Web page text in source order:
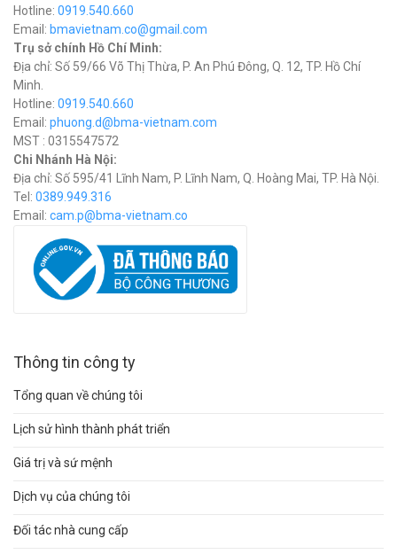
Hotline: 0919.540.660
Email: bmavietnam.co@gmail.com
Trụ sở chính Hồ Chí Minh:
Địa chỉ: Số 59/66 Võ Thị Thừa, P. An Phú Đông, Q. 12, TP. Hồ Chí
Minh.
Hotline: 0919.540.660
Email: phuong.d@bma-vietnam.com
MST : 0315547572
Chi Nhánh Hà Nội:
Địa chỉ: Số 595/41 Lĩnh Nam, P. Lĩnh Nam, Q. Hoàng Mai, TP. Hà Nội.
Tel: 0389.949.316
Email: cam.p@bma-vietnam.co
Thông tin công ty
Tổng quan về chúng tôi
Lịch sử hình thành phát triển
Giá trị và sứ mệnh
Dịch vụ của chúng tôi
Đối tác nhà cung cấp